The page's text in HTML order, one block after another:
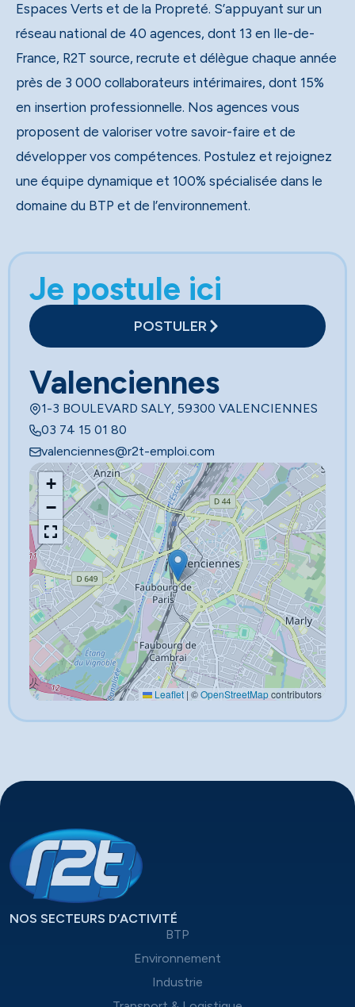
Espaces Verts et de la Propreté. S’appuyant sur un
réseau national de 40 agences, dont 13 en Ile-de-
France, R2T source, recrute et délègue chaque année
près de 3 000 collaborateurs intérimaires, dont 15%
en insertion professionnelle. Nos agences vous
proposent de valoriser votre savoir-faire et de
développer vos compétences. Postulez et rejoignez
une équipe dynamique et 100% spécialisée dans le
domaine du BTP et de l’environnement.
Je postule ici
POSTULER
Valenciennes
1-3 BOULEVARD SALY, 59300 VALENCIENNES
03 74 15 01 80
valenciennes@r2t-emploi.com
+
−
Leaflet | ©OpenStreetMapcontributors
NOS SECTEURS D’ACTIVITÉ
BTP
Environnement
Industrie